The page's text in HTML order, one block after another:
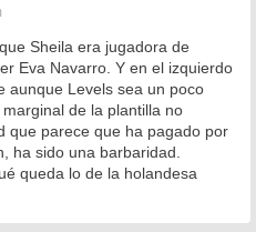
Sheila era jugadora de
Eva Navarro. Y en el izquierdo
aunque Levels sea un poco
de la plantilla no
que parece que ha pagado por
ha sido una barbaridad.
queda lo de la holandesa